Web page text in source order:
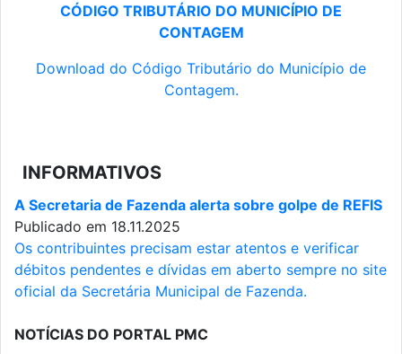
CÓDIGO TRIBUTÁRIO DO MUNICÍPIO DE
CONTAGEM
Download do Código Tributário do Município de
Contagem.
INFORMATIVOS
A Secretaria de Fazenda alerta sobre golpe de REFIS
Publicado em 18.11.2025
Os contribuintes precisam estar atentos e verificar
débitos pendentes e dívidas em aberto sempre no site
oficial da Secretária Municipal de Fazenda.
NOTÍCIAS DO PORTAL PMC